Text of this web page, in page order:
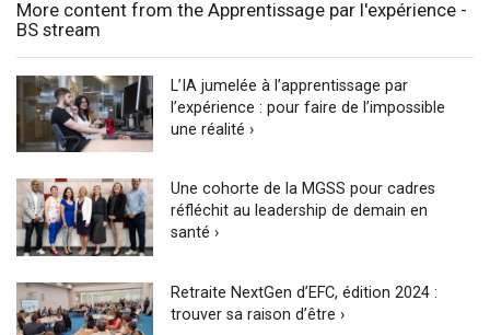
More content from the Apprentissage par l'expérience -
BS stream
L’IA jumelée à l’apprentissage par
l’expérience : pour faire de l’impossible
une réalité ›
Une cohorte de la MGSS pour cadres
réfléchit au leadership de demain en
santé ›
Retraite NextGen d’EFC, édition 2024 :
trouver sa raison d’être ›